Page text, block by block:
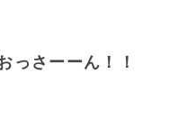
っさーーん！！